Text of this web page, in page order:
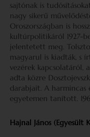
sajtónak is
nagy sikerű
Oroszországban is
kultúrpolitikáról 1927-
jelentetett meg.
magyarul is kiadták, s
vezérek kapcsolatáról,
adta közre
darabjait. A harmincas
egyetemen tanított.
Hajnal János (Egyesült